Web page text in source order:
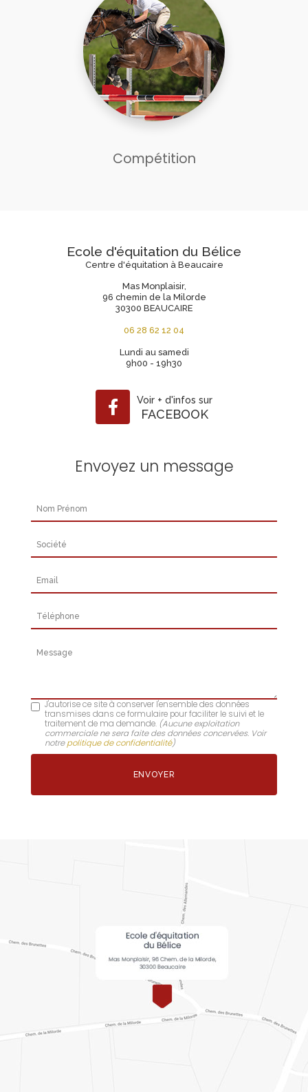
Compétition
Ecole d'équitation du Bélice
Centre d'équitation à Beaucaire
Mas Monplaisir,
96 chemin de la Milorde
30300 BEAUCAIRE
06 28 62 12 04
Lundi au samedi
9h00 - 19h30
Voir + d'infos sur
FACEBOOK
Envoyez un message
Nom Prénom
Société
Email
Téléphone
Message
J'autorise ce site à conserver l'ensemble des données
transmises dans ce formulaire pour faciliter le suivi et le
traitement de ma demande. (Aucune exploitation
commerciale ne sera faite des données concervées. Voir
notrepolitique de confidentialité)